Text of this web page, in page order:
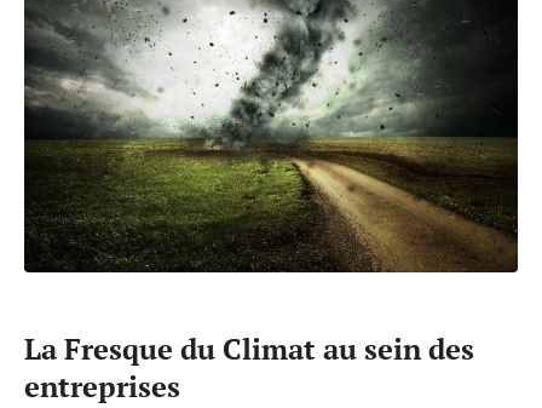
La Fresque du Climat au sein des
entreprises